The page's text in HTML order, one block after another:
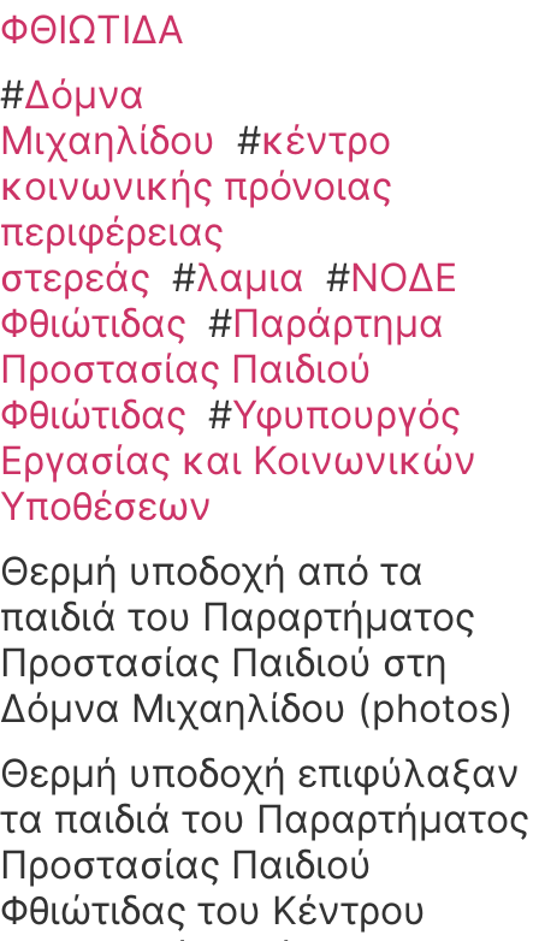
ΦΘΙΩΤΙΔΑ
#Δόμνα
Μιχαηλίδου #κέντρο
κοινωνικής πρόνοιας
περιφέρειας
στερεάς #λαμια #ΝΟΔΕ
Φθιώτιδας #Παράρτημα
Προστασίας Παιδιού
Φθιώτιδας #Υφυπουργός
Εργασίας και Κοινωνικών
Υποθέσεων
Θερμή υποδοχή από τα
παιδιά του Παραρτήματος
Προστασίας Παιδιού στη
Δόμνα Μιχαηλίδου (photos)
Θερμή υποδοχή επιφύλαξαν
τα παιδιά του Παραρτήματος
Προστασίας Παιδιού
Φθιώτιδας του Κέντρου